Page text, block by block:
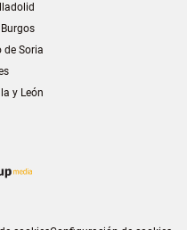
de Soria
y León